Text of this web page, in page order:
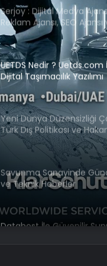
UETDS Nedir ? Uetds.com
Dijital Taşımacılık Yazılımı
Yeni Dünya Düzensizliği
Türk Dış Politikası ve
Faktörü
Savunma Sanayinde
ve Teknik Haberler
Datahost İle Güvenilir
Hizmetleri
Victor Osimhen: Çok